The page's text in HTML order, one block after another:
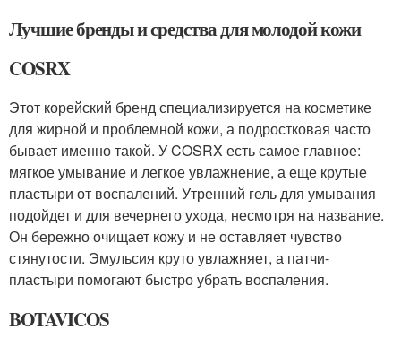
Лучшие бренды и средства для молодой кожи
COSRX
Этот корейский бренд специализируется на косметике
для жирной и проблемной кожи, а подростковая часто
бывает именно такой. У COSRX есть самое главное:
мягкое умывание и легкое увлажнение, а еще крутые
пластыри от воспалений. Утренний гель для умывания
подойдет и для вечернего ухода, несмотря на название.
Он бережно очищает кожу и не оставляет чувство
стянутости. Эмульсия круто увлажняет, а патчи-
пластыри помогают быстро убрать воспаления.
BOTAVICOS